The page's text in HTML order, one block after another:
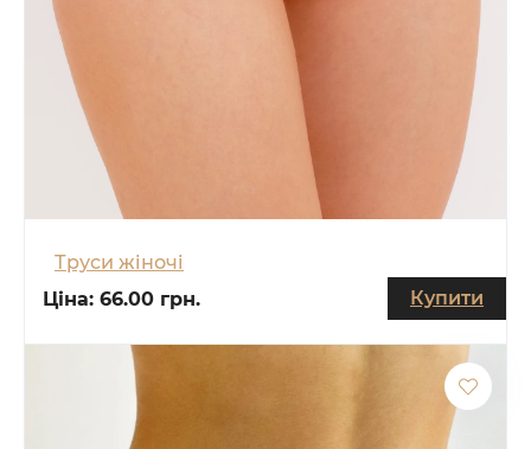
Труси жіночі
Ціна: 66.00 грн. Купити